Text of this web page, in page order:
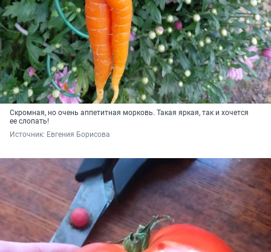
Скромная, но очень аппетитная морковь. Такая яркая, так и хочется
ее слопать!
Источник: Евгения Борисова